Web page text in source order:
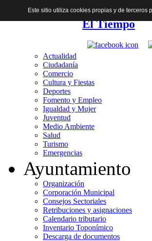
El Tiempo
Actualidad
Ciudadanía
Comercio
Cultura y Fiestas
Deportes
Fomento y Empleo
Igualdad y Mujer
Juventud
Medio Ambiente
Salud
Turismo
Emergencias
Ayuntamiento
Organización
Corporación Municipal
Consejos Sectoriales
Retribuciones y asignaciones
Calendario tributario
Inventario Toponímico
Descarga de documentos
Este sitio utiliza cookies propias y de